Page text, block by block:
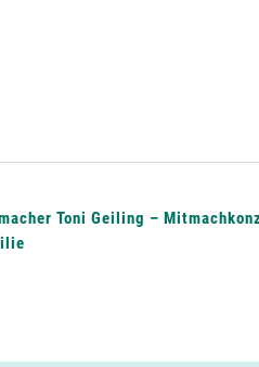
Toni Geiling –